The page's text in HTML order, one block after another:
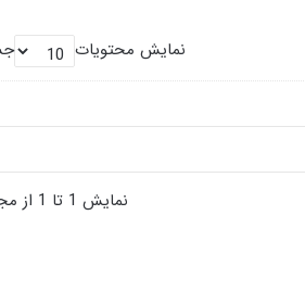
نمایش محتویات
نمایش 1 تا 1 از مجموع 1 مورد